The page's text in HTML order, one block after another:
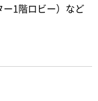
1階ロビー）など